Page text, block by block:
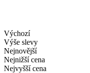
Výchozí
Výše slevy
Nejnovější
Nejnižší cena
Nejvyšší cena